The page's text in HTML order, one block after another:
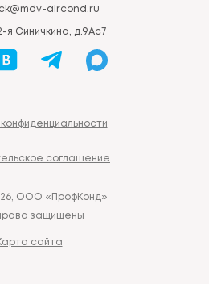
aircond.ru
я Синичкина, д.9Ас7
конфиденциальности
соглашение
ООО «ПрофКонд»
защищены
сайта